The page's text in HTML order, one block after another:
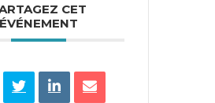
CET
ÉVÉNEMENT